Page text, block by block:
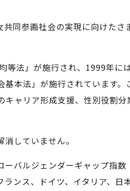
同参画社会の実現に向けたさ
等法」が施行され、1999年に
本法」が施行されています。
ャリア形成支援、性別役割
していません。
バルジェンダーギャップ指数
ンス、ドイツ、イタリア、日